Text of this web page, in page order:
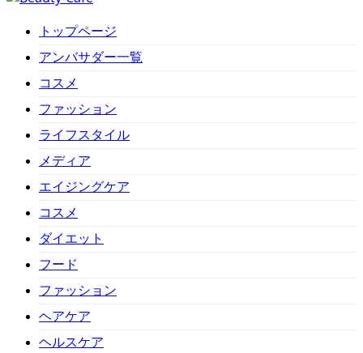
トップページ
アンバサダー一覧
コスメ
ファッション
ライフスタイル
メディア
エイジングケア
コスメ
ダイエット
フード
ファッション
ヘアケア
ヘルスケア